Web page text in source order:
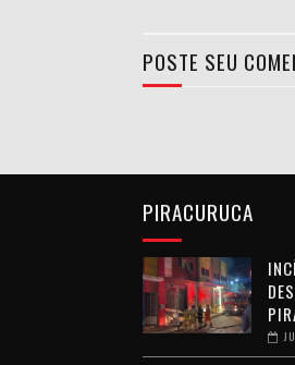
POSTE SEU
PIRACURUCA